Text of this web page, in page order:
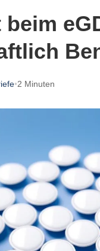
•2 Minuten